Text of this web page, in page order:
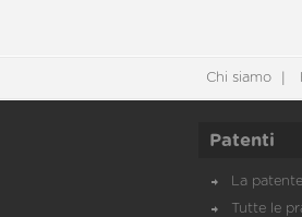
Chi siamo
Patenti
La
Tutte le